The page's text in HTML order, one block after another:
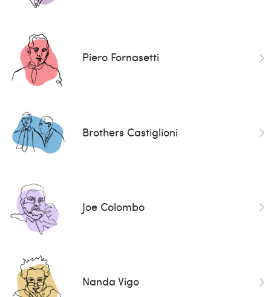
Piero Fornasetti
Brothers Castiglioni
Joe Colombo
Nanda Vigo